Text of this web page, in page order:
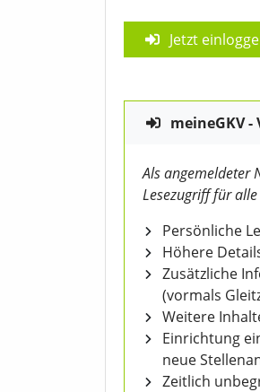
Jetzt
meineGKV
Als angemeldeter
Lesezugriff für
Persönliche
Höhere
Zusätzliche
(vormals
Weitere
Einrichtung
neue
Zeitlich